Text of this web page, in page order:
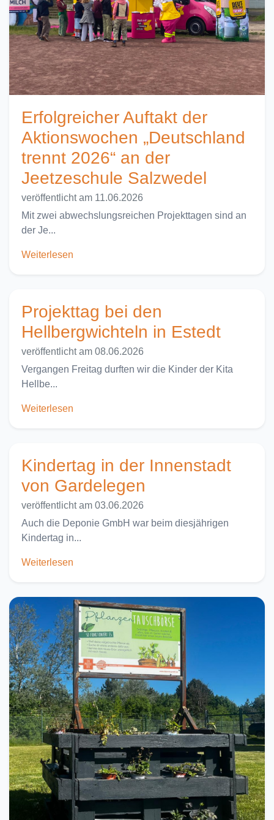
Erfolgreicher Auftakt der
Aktionswochen „Deutschland
trennt 2026“ an der
Jeetzeschule Salzwedel
veröffentlicht am 11.06.2026
Mit zwei abwechslungsreichen Projekttagen sind an
der Je...
Weiterlesen
Projekttag bei den
Hellbergwichteln in Estedt
veröffentlicht am 08.06.2026
Vergangen Freitag durften wir die Kinder der Kita
Hellbe...
Weiterlesen
Kindertag in der Innenstadt
von Gardelegen
veröffentlicht am 03.06.2026
Auch die Deponie GmbH war beim diesjährigen
Kindertag in...
Weiterlesen